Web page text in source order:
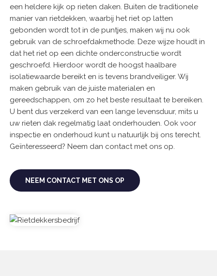
een heldere kijk op rieten daken. Buiten de traditionele
manier van rietdekken, waarbij het riet op latten
gebonden wordt tot in de puntjes, maken wij nu ook
gebruik van de schroefdakmethode. Deze wijze houdt in
dat het riet op een dichte onderconstructie wordt
geschroefd. Hierdoor wordt de hoogst haalbare
isolatiewaarde bereikt en is tevens brandveiliger. Wij
maken gebruik van de juiste materialen en
gereedschappen, om zo het beste resultaat te bereiken.
U bent dus verzekerd van een lange levensduur, mits u
uw rieten dak regelmatig laat onderhouden. Ook voor
inspectie en onderhoud kunt u natuurlijk bij ons terecht.
Geïnteresseerd? Neem dan contact met ons op.
NEEM CONTACT MET ONS OP